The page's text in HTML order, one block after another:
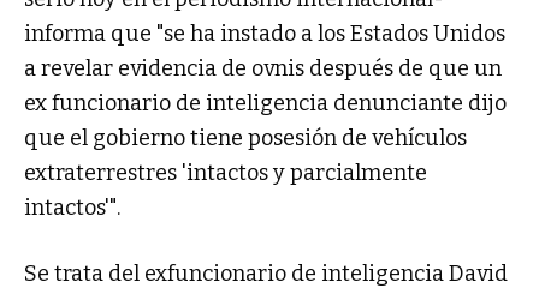
informa que "se ha instado a los Estados Unidos
a revelar evidencia de ovnis después de que un
ex funcionario de inteligencia denunciante dijo
que el gobierno tiene posesión de vehículos
extraterrestres 'intactos y parcialmente
intactos'".
Se trata del exfuncionario de inteligencia David